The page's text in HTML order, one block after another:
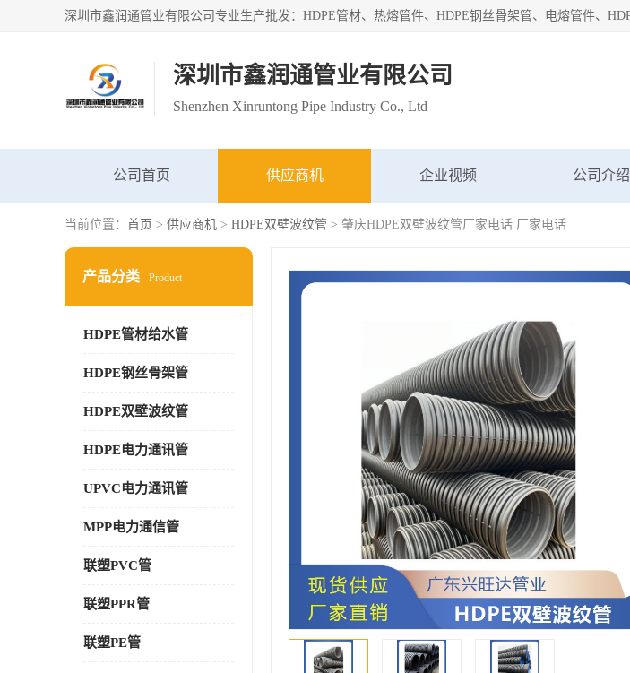
深圳市鑫润通管业有限公司
Shenzhen Xinruntong Pipe Industry Co., Ltd
公司首页 供应商机 企业视频 公司介绍
当前位置： 首页 > 供应商机 > HDPE双壁波纹管 > 肇庆HDPE双壁波纹管厂家电话 厂家电话
产品分类 Product
HDPE管材给水管
HDPE钢丝骨架管
HDPE双壁波纹管
HDPE电力通讯管
UPVC电力通讯管
MPP电力通信管
联塑PVC管
联塑PPR管
联塑PE管